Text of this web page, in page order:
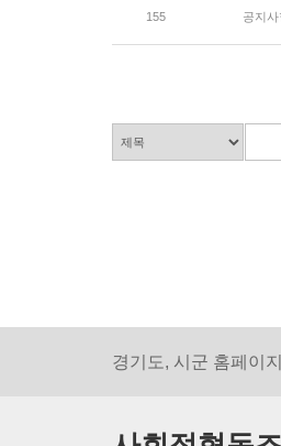
155 공지사
경기도, 시군 홈페이지